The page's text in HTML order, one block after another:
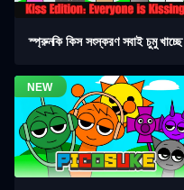
স্প্রুনকি কিস সংস্করণ সবাই চুমু খাচ্ছে